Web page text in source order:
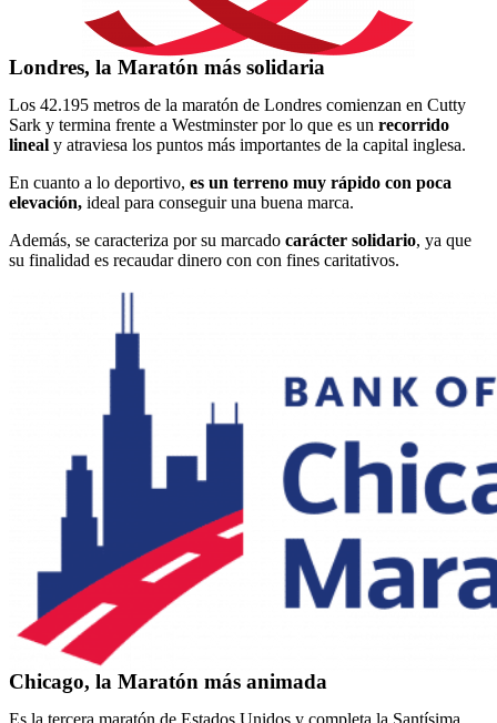
Londres, la Maratón más solidaria
Los 42.195 metros de la maratón de Londres comienzan en Cutty
Sark y termina frente a Westminster por lo que es un recorrido
lineal y atraviesa los puntos más importantes de la capital inglesa.
En cuanto a lo deportivo, es un terreno muy rápido con poca
elevación, ideal para conseguir una buena marca.
Además, se caracteriza por su marcado carácter solidario, ya que
su finalidad es recaudar dinero con con fines caritativos.
Chicago, la Maratón más animada
Es la tercera maratón de Estados Unidos y completa la Santísima